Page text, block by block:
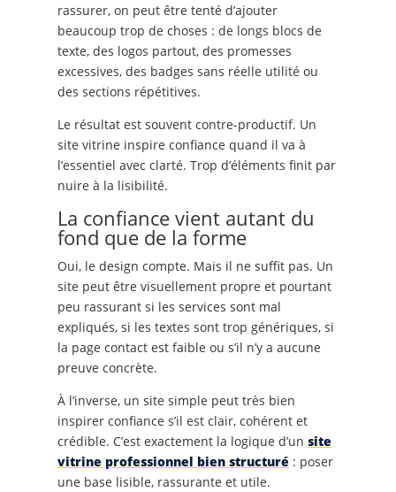
rassurer, on peut être tenté d’ajouter
beaucoup trop de choses : de longs blocs de
texte, des logos partout, des promesses
excessives, des badges sans réelle utilité ou
des sections répétitives.
Le résultat est souvent contre-productif. Un
site vitrine inspire confiance quand il va à
l’essentiel avec clarté. Trop d’éléments finit par
nuire à la lisibilité.
La confiance vient autant du
fond que de la forme
Oui, le design compte. Mais il ne suffit pas. Un
site peut être visuellement propre et pourtant
peu rassurant si les services sont mal
expliqués, si les textes sont trop génériques, si
la page contact est faible ou s’il n’y a aucune
preuve concrète.
À l’inverse, un site simple peut très bien
inspirer confiance s’il est clair, cohérent et
crédible. C’est exactement la logique d’un site
vitrine professionnel bien structuré : poser
une base lisible, rassurante et utile.